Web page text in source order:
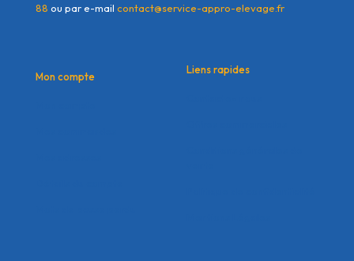
88 ou par e-mail contact@service-appro-elevage.fr
Mon compte
Liens rapides